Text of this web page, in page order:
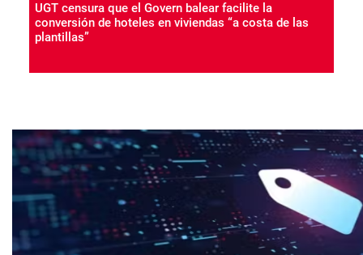
UGT censura que el Govern balear facilite la
conversión de hoteles en viviendas “a costa de las
plantillas”